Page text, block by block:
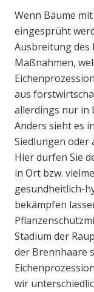
Wenn Bäume
eingesprüht
Ausbreitung des
Maßnahmen,
aus
allerdings nur in
Anders sieht es
Siedlungen oder
Hier dürfen Sie
in Ort bzw.
gesundheitlich-
bekämpfen
Stadium der
der Brennhaare
wir